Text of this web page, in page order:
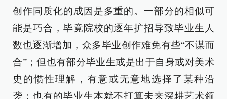
创作同质化的成因是多重的。一部分的相似可
能是巧合，毕竟院校的逐年扩招导致毕业生人
数也逐渐增加，众多毕业创作难免有些“不谋而
合”；但也有部分毕业生或是出于自身或对美术
史的惯性理解，有意或无意地选择了某种沿
袭；也有的毕业生本就不打算未来深耕艺术领